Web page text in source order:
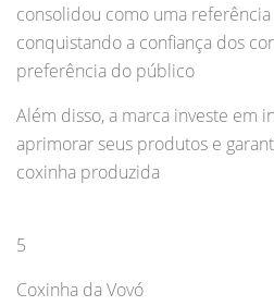
consolidou como uma
conquistando a confiança dos
preferência do público
Além disso, a marca investe em
aprimorar seus produtos e
coxinha produzida
5
Coxinha da Vovó